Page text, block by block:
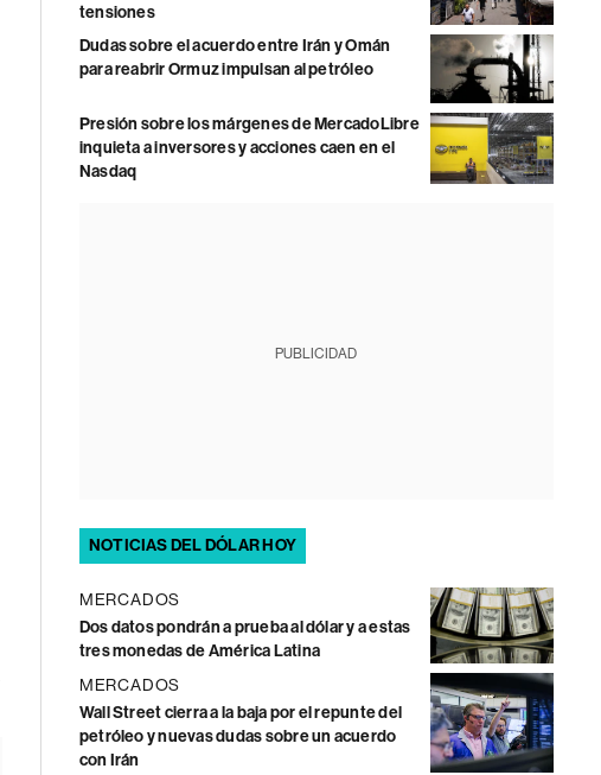
tensiones
Dudas sobre el acuerdo entre Irán y Omán
para reabrir Ormuz impulsan al petróleo
Presión sobre los márgenes de MercadoLibre
inquieta a inversores y acciones caen en el
Nasdaq
PUBLICIDAD
NOTICIAS DEL DÓLAR HOY
MERCADOS
Dos datos pondrán a prueba al dólar y a estas
tres monedas de América Latina
MERCADOS
Wall Street cierra a la baja por el repunte del
petróleo y nuevas dudas sobre un acuerdo
con Irán